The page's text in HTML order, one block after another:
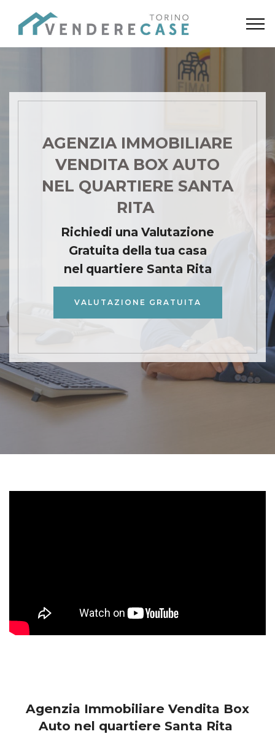
AGENZIA IMMOBILIARE
VENDITA BOX AUTO
NEL QUARTIERE SANTA
RITA
Richiedi una Valutazione
Gratuita della tua casa
nel quartiere Santa Rita
VALUTAZIONE GRATUITA
Agenzia Immobiliare Vendita Box
Auto nel quartiere Santa Rita